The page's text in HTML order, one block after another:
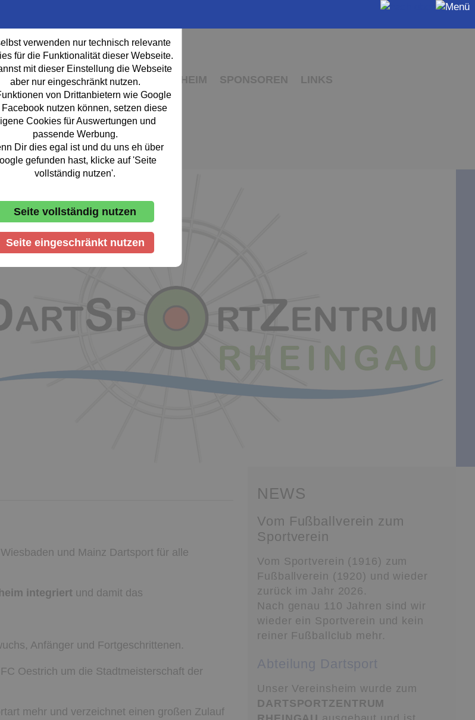
DARTSPORT VEREINSHEIM SPONSOREN
LINKS
und Mainz Dartsport für alle
integriert und damit das
Anfänger und Fortgeschrittenen.
Oestrich um die Stadtmeisterschaft der
mehr und verzeichnet einen großen Zulauf
NEWS
Vom Fußballverein zum
Sportverein
Vom Sportverein (1916) zum
Fußballverein (1920) und wieder
zurück im Jahr 2026.
Nach genau 110 Jahren sind wir
wieder ein Sportverein und kein
reiner Fußballclub mehr.
Abteilung Dartsport
Unser Vereinsheim wurde zum
DARTSPORTZENTRUM
verwenden nur technisch relevante
für die Funktionalität dieser Webseite.
mit dieser Einstellung die Webseite
aber nur eingeschränkt nutzen.
von Drittanbietern wie Google
Facebook nutzen können, setzen diese
Cookies für Auswertungen und
passende Werbung.
Dir dies egal ist und du uns eh über
gefunden hast, klicke auf 'Seite
vollständig nutzen'.
Seite eingeschränkt nutzen
Seite vollständig nutzen